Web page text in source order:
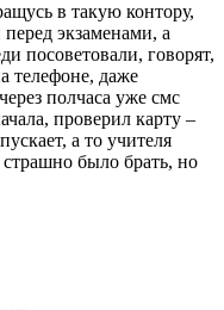
в такую контору,
экзаменами, а
посоветовали, говорят,
телефоне, даже
полчаса уже смс
проверил карту –
а то учителя
было брать, но